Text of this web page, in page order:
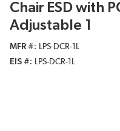
Chair ESD with
Adjustable 1
MFR #
LPS-DCR-1L
EIS #
LPS-DCR-1L